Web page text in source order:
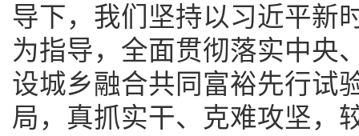
导下，我们坚持以习近平新
为指导，全面贯彻落实中央
设城乡融合共同富裕先行试
局，真抓实干、克难攻坚，